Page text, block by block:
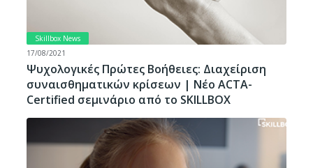
Skillbox News
17/08/2021
Ψυχολογικές Πρώτες Βοήθειες: Διαχείριση
συναισθηματικών κρίσεων | Νέο ACTA-
Certified σεμινάριο από το SKILLBOX